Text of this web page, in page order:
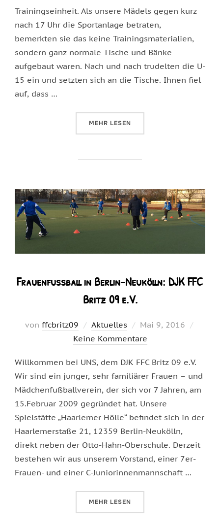
Trainingseinheit. Als unsere Mädels gegen kurz
nach 17 Uhr die Sportanlage betraten,
bemerkten sie das keine Trainingsmaterialien,
sondern ganz normale Tische und Bänke
aufgebaut waren. Nach und nach trudelten die U-
15 ein und setzten sich an die Tische. Ihnen fiel
auf, dass …
MEHR ÜBER „MAL EINE ANDERE
LESEN
Frauenfussball in Berlin-Neukölln: DJK FFC
Britz 09 e.V.
von ffcbritz09 Aktuelles
Veröffentlicht
am
Mai 9, 2016
Keine Kommentare
Willkommen bei UNS, dem DJK FFC Britz 09 e.V.
Wir sind ein junger, sehr familiärer Frauen – und
Mädchenfußballverein, der sich vor 7 Jahren, am
15.Februar 2009 gegründet hat. Unsere
Spielstätte „Haarlemer Hölle“ befindet sich in der
Haarlemerstaße 21, 12359 Berlin-Neukölln,
direkt neben der Otto-Hahn-Oberschule. Derzeit
bestehen wir aus unserem Vorstand, einer 7er-
Frauen- und einer C-Juniorinnenmannschaft …
MEHR ÜBER „FRAUENFUSSBALL IN
LESEN